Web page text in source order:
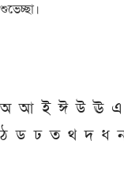
শুভেচ্ছা।
অ আ ই ঈ উ ঊ এ
ঠ ড ঢ ত থ দ ধ